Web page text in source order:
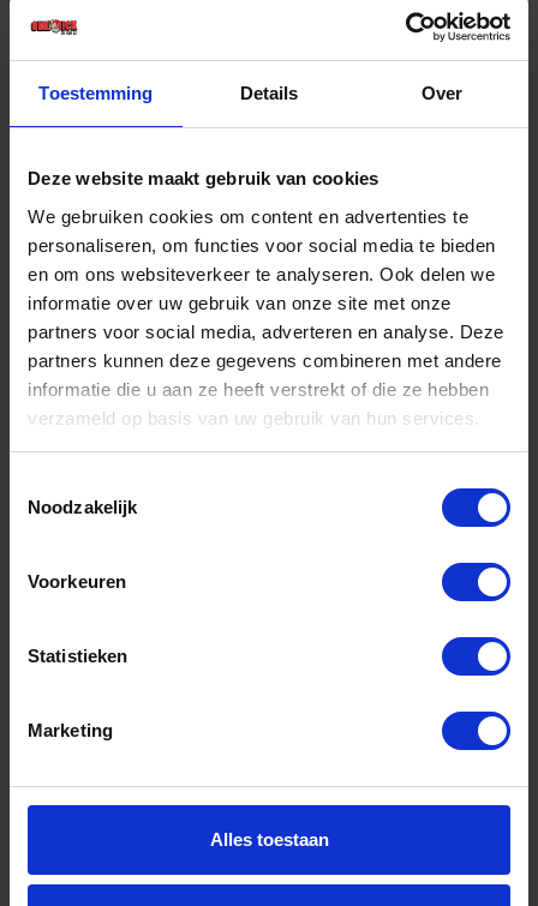
Toestemming Details Over
Deze website maakt gebruik van cookies
We gebruiken cookies om content en advertenties te
personaliseren, om functies voor social media te bieden
en om ons websiteverkeer te analyseren. Ook delen we
informatie over uw gebruik van onze site met onze
partners voor social media, adverteren en analyse. Deze
partners kunnen deze gegevens combineren met andere
informatie die u aan ze heeft verstrekt of die ze hebben
verzameld op basis van uw gebruik van hun services.
Noodzakelijk
Voorkeuren
Statistieken
Marketing
Alles toestaan
€ 5,26 incl. BTW
-
Bestel nu!
Niet op voorraad, levertijd 1 tot meerdere werkdagen
Prijs per 1 Stuk
+
Stuk